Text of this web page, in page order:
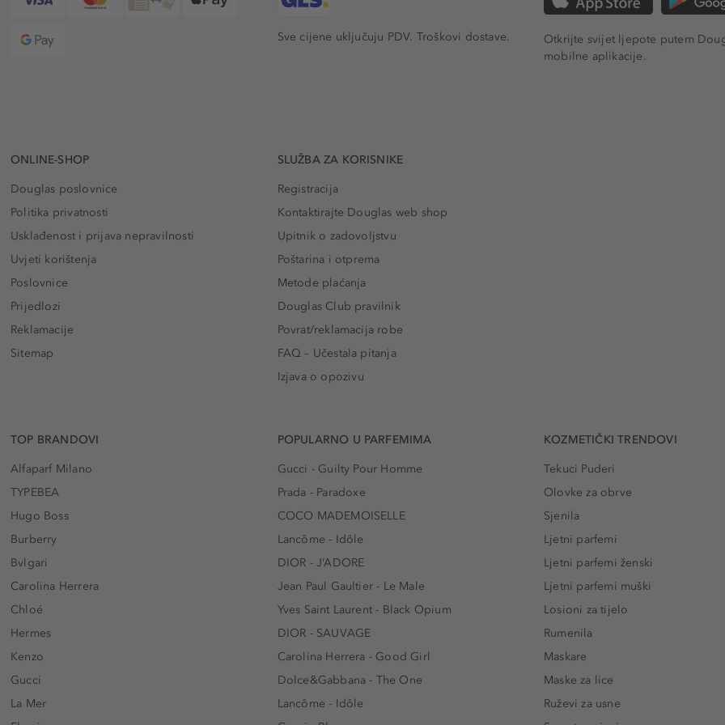
Sve cijene uključuju PDV. Troškovi dostave.
Otkrijte svijet ljepote putem
mobilne aplikacije.
ONLINE-SHOP
Douglas poslovnice
Politika privatnosti
Usklađenost i prijava nepravilnosti
Uvjeti korištenja
Poslovnice
Prijedlozi
Reklamacije
Sitemap
SLUŽBA ZA KORISNIKE
Registracija
Kontaktirajte Douglas web shop
Upitnik o zadovoljstvu
Poštarina i otprema
Metode plaćanja
Douglas Club pravilnik
Povrat/reklamacija robe
FAQ – Učestala pitanja
Izjava o opozivu
TOP BRANDOVI
Alfaparf Milano
TYPEBEA
Hugo Boss
Burberry
Bvlgari
Carolina Herrera
Chloé
Hermes
Kenzo
Gucci
La Mer
POPULARNO U PARFEMIMA
Gucci - Guilty Pour Homme
Prada - Paradoxe
COCO MADEMOISELLE
Lancôme - Idôle
DIOR - J’ADORE
Jean Paul Gaultier - Le Male
Yves Saint Laurent - Black Opium
DIOR - SAUVAGE
Carolina Herrera - Good Girl
Dolce&Gabbana - The One
Lancôme - Idôle
KOZMETIČKI TRENDOVI
Tekuci Puderi
Olovke za obrve
Sjenila
Ljetni parfemi
Ljetni parfemi ženski
Ljetni parfemi muški
Losioni za tijelo
Rumenila
Maskare
Maske za lice
Ruževi za usne